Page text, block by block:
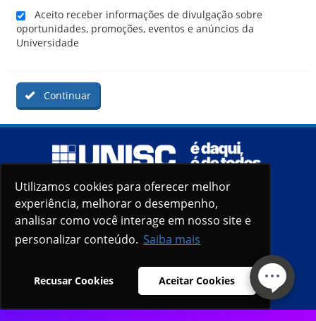
Utilizamos cookies para oferecer melhor
experiência, melhorar o desempenho,
analisar como você interage em nosso site e
personalizar conteúdo. Saiba mais
Recusar Cookies Aceitar Cookies
Utilizamos cookies para oferecer melhor
experiência, melhorar o desempenho,
analisar como você interage em nosso site e
personalizar conteúdo. Saiba mais
Recusar Cookies Aceitar Cookies
Aceito receber informações de divulgação sobre
oportunidades, promoções, eventos e anúncios da
Universidade
Continuar